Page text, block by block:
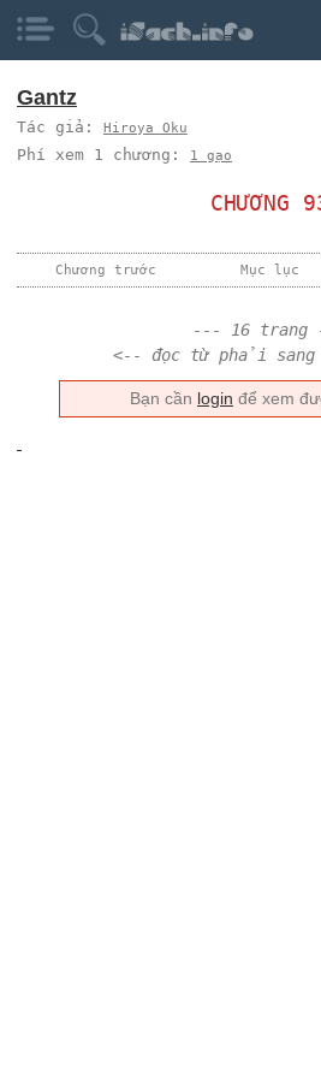
Gantz
Tác giả: Hiroya Oku
Phí xem 1 chương: 1 gạo
CHƯƠNG
Chương trước Mục lục
--- 16 trang
<-- đọc từ phải
Bạn cần login để xem